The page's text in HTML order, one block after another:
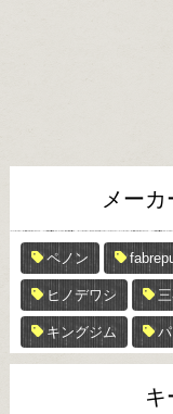
メー
ペノン
ヒノデワシ
キングジム
キ